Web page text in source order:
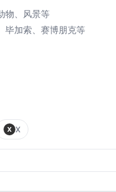
物、风景等
毕加索、赛博朋克等
X X